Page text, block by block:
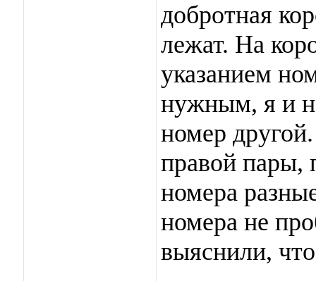
добротная
лежат. На
указанием
нужным, я и
номер
правой пары,
номера
номера не
выяснили,